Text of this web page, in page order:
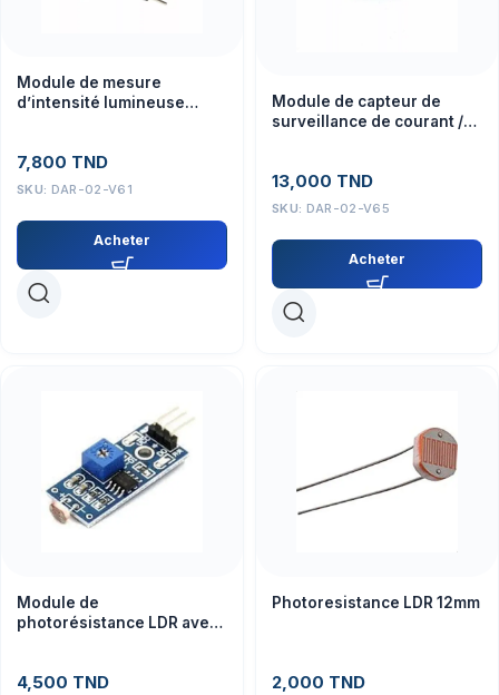
Module de mesure
d’intensité lumineuse
7,800 TND
SKU: DAR-02-V61
Acheter
Module de capteur de
surveillance de courant /
13,000 TND
SKU: DAR-02-V65
Acheter
Module de
photorésistance LDR avec
4,500 TND
Photoresistance LDR 12mm
2,000 TND